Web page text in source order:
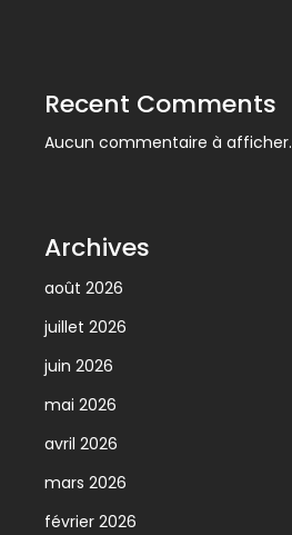
Recent Comments
Aucun commentaire à afficher.
Archives
août 2026
juillet 2026
juin 2026
mai 2026
avril 2026
mars 2026
février 2026